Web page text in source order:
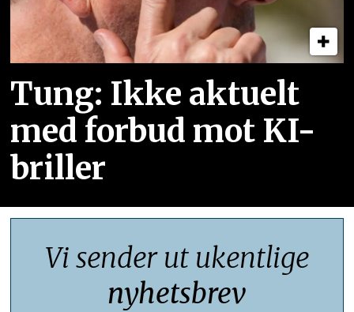
Tung: Ikke aktuelt
med forbud mot KI-
briller
Vi sender ut ukentlige
nyhetsbrev